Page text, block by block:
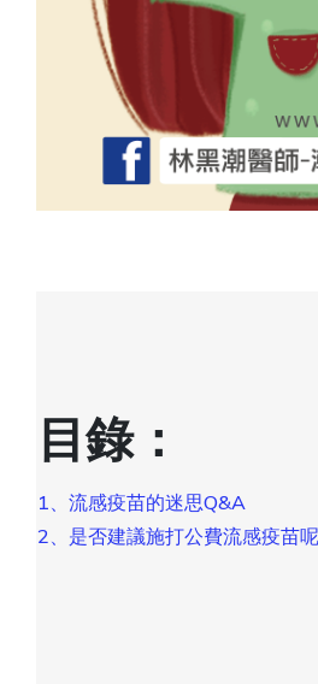
目錄：
1、流感疫苗的迷思Q&A
2、是否建議施打公費流感疫苗